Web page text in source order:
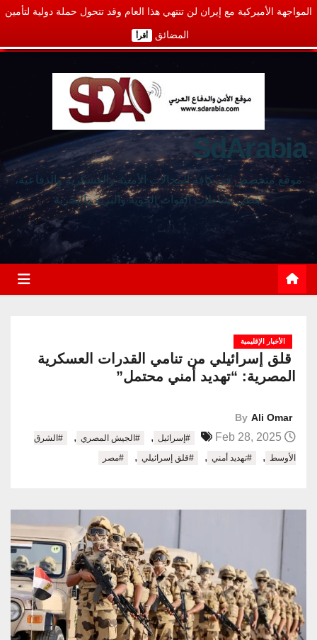
المواجهة الأميركية مع إيران لن تنتهي هذا العام وقد تتحول حملة دولية لتأمين
المضائق أقرأ
SdArabia
موقع متخصص في كافة المجالات الأمنية والعسكرية والدفاعية،
يغطي نشاطات القوات الجوية والبرية والبحرية
الأخبار الإقليمية
قلق إسرائيلي من تنامي القدرات العسكرية
المصرية: “تهديد أمني محتمل”
By Ali Omar
#إسرائيل , #الجيش المصري ,
#الشرق
الأوسط , #تهديد أمني , #قلق إسرائيلي , #مصر